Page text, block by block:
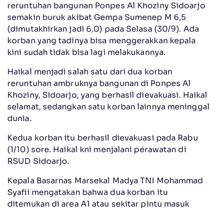
reruntuhan bangunan Ponpes Al Khoziny Sidoarjo
semakin buruk akibat Gempa Sumenep M 6,5
(dimutakhirkan jadi 6,0) pada Selasa (30/9). Ada
korban yang tadinya bisa menggerakkan kepala
kini sudah tidak bisa lagi melakukannya.
Haikal menjadi salah satu dari dua korban
reruntuhan ambruknya bangunan di Ponpes Al
Khoziny, Sidoarjo, yang berhasil dievakuasi. Haikal
selamat, sedangkan satu korban lainnya meninggal
dunia.
Kedua korban itu berhasil dievakuasi pada Rabu
(1/10) sore. Haikal kni menjalani perawatan di
RSUD Sidoarjo.
Kepala Basarnas Marsekal Madya TNI Mohammad
Syafii mengatakan bahwa dua korban itu
ditemukan di area A1 atau sekitar pintu masuk